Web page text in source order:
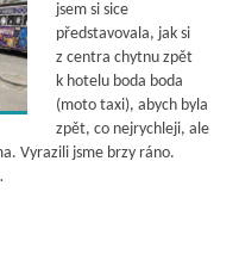
jsem si sice
představovala, jak si
z centra chytnu zpět
k hotelu boda boda
(moto taxi), abych byla
zpět, co nejrychleji, ale
Vyrazili jsme brzy ráno.